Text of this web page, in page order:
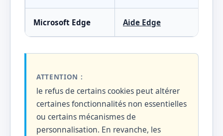
Microsoft Edge Aide Edge
ATTENTION :
le refus de certains cookies peut altérer
certaines fonctionnalités non essentielles
ou certains mécanismes de
personnalisation. En revanche, les